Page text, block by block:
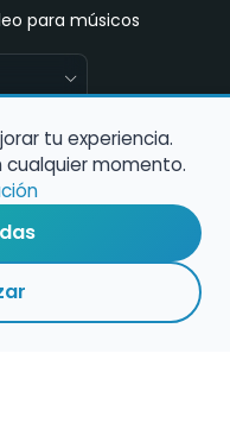
para músicos
y docentes
tu experiencia.
momento.